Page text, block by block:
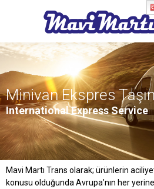
Minivan Ekspres
International Express Service
Mavi Martı Trans olarak; ürünlerin
konusu olduğunda Avrupa’nın her